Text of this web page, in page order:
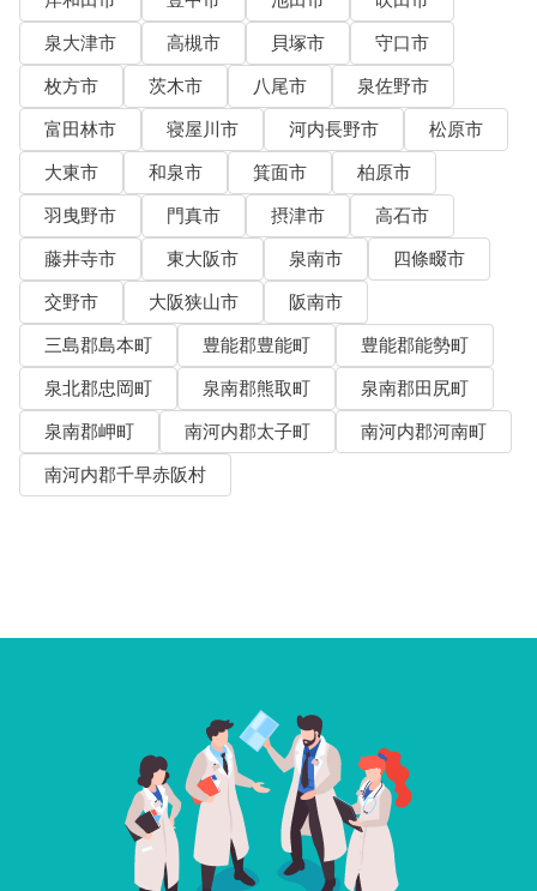
泉大津市
高槻市 貝塚市
守口市
枚方市
茨木市 八尾市
泉佐野市
富田林市
寝屋川市 河内長野市
松原市
大東市
和泉市 箕面市
柏原市
羽曳野市
門真市 摂津市
高石市
藤井寺市
東大阪市 泉南市
四條畷市
交野市
大阪狭山市
阪南市
三島郡島本町
豊能郡豊能町
豊能郡能勢町
泉北郡忠岡町
泉南郡熊取町
泉南郡田尻町
泉南郡岬町
南河内郡太子町
南河内郡河南町
南河内郡千早赤阪村